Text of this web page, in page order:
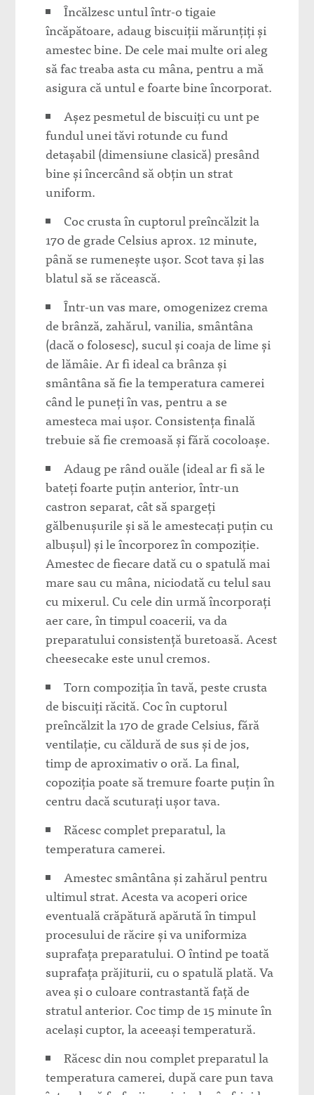
Încălzesc untul într-o tigaie
încăpătoare, adaug biscuiții mărunțiți și
amestec bine. De cele mai multe ori aleg
să fac treaba asta cu mâna, pentru a mă
asigura că untul e foarte bine încorporat.
Așez pesmetul de biscuiți cu unt pe
fundul unei tăvi rotunde cu fund
detașabil (dimensiune clasică) presând
bine și încercând să obțin un strat
uniform.
Coc crusta în cuptorul preîncălzit la
170 de grade Celsius aprox. 12 minute,
până se rumenește ușor. Scot tava și las
blatul să se răcească.
Într-un vas mare, omogenizez crema
de brânză, zahărul, vanilia, smântâna
(dacă o folosesc), sucul și coaja de lime și
de lămâie. Ar fi ideal ca brânza și
smântâna să fie la temperatura camerei
când le puneți în vas, pentru a se
amesteca mai ușor. Consistența finală
trebuie să fie cremoasă și fără cocoloașe.
Adaug pe rând ouăle (ideal ar fi să le
bateți foarte puțin anterior, într-un
castron separat, cât să spargeți
gălbenușurile și să le amestecați puțin cu
albușul) și le încorporez în compoziție.
Amestec de fiecare dată cu o spatulă mai
mare sau cu mâna, niciodată cu telul sau
cu mixerul. Cu cele din urmă încorporați
aer care, în timpul coacerii, va da
preparatului consistență buretoasă. Acest
cheesecake este unul cremos.
Torn compoziția în tavă, peste crusta
de biscuiți răcită. Coc în cuptorul
preîncălzit la 170 de grade Celsius, fără
ventilație, cu căldură de sus și de jos,
timp de aproximativ o oră. La final,
copoziția poate să tremure foarte puțin în
centru dacă scuturați ușor tava.
Răcesc complet preparatul, la
temperatura camerei.
Amestec smântâna și zahărul pentru
ultimul strat. Acesta va acoperi orice
eventuală crăpătură apărută în timpul
procesului de răcire și va uniformiza
suprafața preparatului. O întind pe toată
suprafața prăjiturii, cu o spatulă plată. Va
avea și o culoare contrastantă față de
stratul anterior. Coc timp de 15 minute în
același cuptor, la aceeași temperatură.
Răcesc din nou complet preparatul la
temperatura camerei, după care pun tava